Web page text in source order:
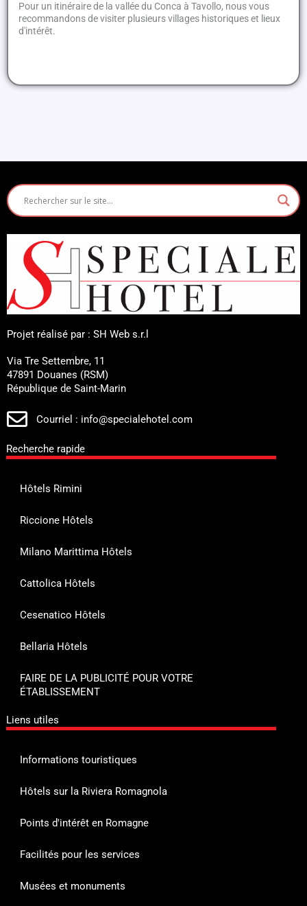
Pour un itinéraire de la vallée du Conca à Tavollo, nous vous
recommandons de visiter plusieurs villages historiques et lieux
d'intérêt.
Projet réalisé par : SH Web s.r.l
Via Tre Settembre, 11
47891 Douanes (RSM)
République de Saint-Marin
Courriel : info@specialehotel.com
Recherche rapide
Hôtels Rimini
Riccione Hôtels
Milano Marittima Hôtels
Cattolica Hôtels
Cesenatico Hôtels
Bellaria Hôtels
FAIRE DE LA PUBLICITÉ POUR VOTRE
ÉTABLISSEMENT
Liens utiles
Informations touristiques
Hôtels sur la Riviera Romagnola
Points d'intérêt en Romagne
Facilités pour les services
Musées et monuments